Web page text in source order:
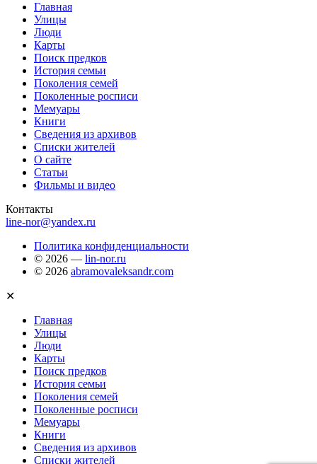
Главная
Улицы
Люди
Карты
Поиск предков
История семьи
Поколения семей
Поколенные росписи
Мемуары
Книги
Сведения из архивов
Списки жителей
О сайте
Статьи
Фильмы и видео
Контакты
line-nor@yandex.ru
Политика конфиденциальности
© 2026 — lin-nor.ru
© 2026 abramovaleksandr.com
✕
Главная
Улицы
Люди
Карты
Поиск предков
История семьи
Поколения семей
Поколенные росписи
Мемуары
Книги
Сведения из архивов
Списки жителей